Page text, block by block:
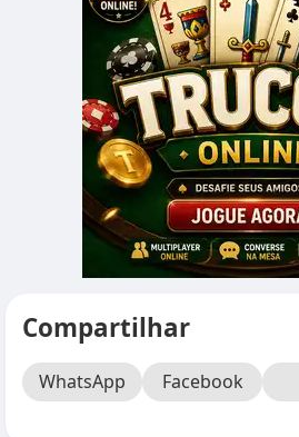
Compartilhar
WhatsApp Facebook